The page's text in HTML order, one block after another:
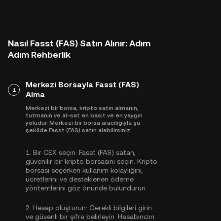
Nasıl Fasst (FAS) Satın Alınır: Adım
Adım Rehberlik
1
Merkezi Borsayla Fasst (FAS)
Alma
Merkezi bir borsa, kripto satın almanın,
tutmanın ve al-sat en basit ve en yaygın
yoludur. Merkezi bir borsa aracılığıyla şu
şekilde Fasst (FAS) satın alabilirsiniz:
1. Bir CEX seçin: Fasst (FAS) satan,
güvenilir bir kripto borsasını seçin. Kripto
borsası seçerken kullanım kolaylığını,
ücretlerini ve desteklenen ödeme
yöntemlerini göz önünde bulundurun.
2. Hesap oluşturun: Gerekli bilgileri girin
ve güvenli bir şifre belirleyin. Hesabınızın